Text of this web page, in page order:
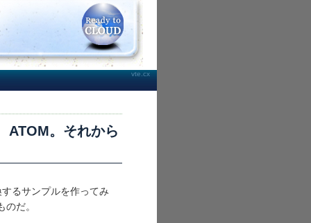
vte.cx
ATOM。それから
るサンプルを作ってみ
だ。